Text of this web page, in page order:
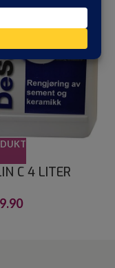
C 4 LITER